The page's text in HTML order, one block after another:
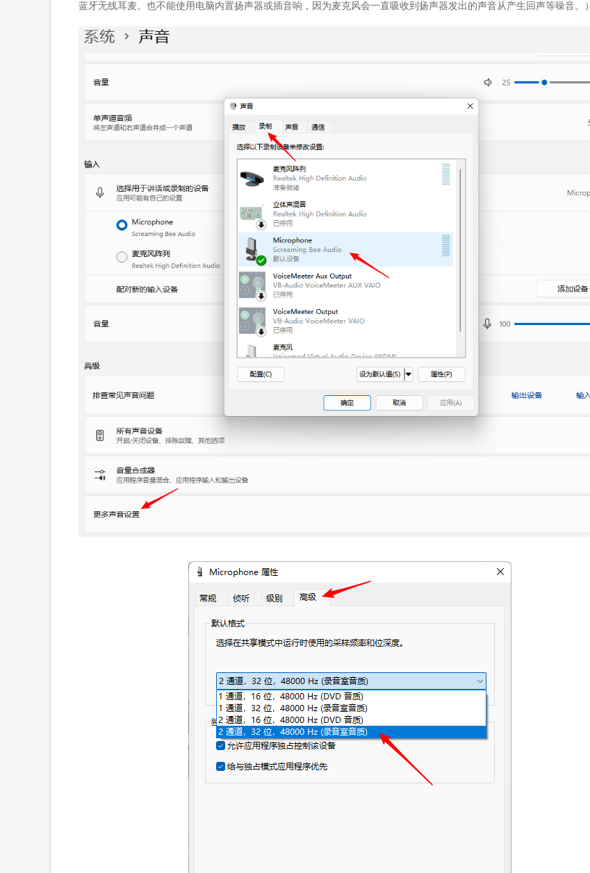
蓝牙无线耳麦。也不能使用电脑内置扬声器或插音响，因为麦克风会一直吸收到扬声器发出的声音从产生回声等噪音。）